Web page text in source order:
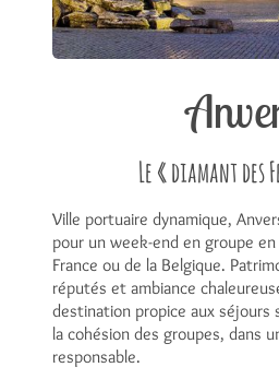
Le « diamant des
Ville portuaire dynamique,
pour un week-end en groupe
France ou de la Belgique.
réputés et ambiance
destination propice aux séjours
la cohésion des groupes, dans
responsable.